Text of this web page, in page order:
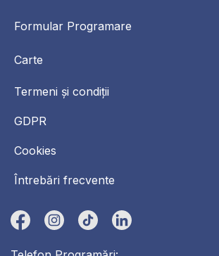
Formular Programare
Carte
Termeni și condiții
GDPR
Cookies
Întrebări frecvente